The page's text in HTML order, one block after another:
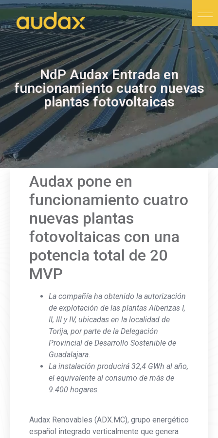
NdP Audax Entrada en
funcionamiento cuatro nuevas
plantas fotovoltaicas
Audax pone en
funcionamiento cuatro
nuevas plantas
fotovoltaicas con una
potencia total de 20
MVP
La compañía ha obtenido la autorización
de explotación de las plantas Alberizas I,
II, III y IV, ubicadas en la localidad de
Torija, por parte de la Delegación
Provincial de Desarrollo Sostenible de
Guadalajara.
La instalación producirá 32,4 GWh al año,
el equivalente al consumo de más de
9.400 hogares.
Audax Renovables (ADX.MC), grupo energético
español integrado verticalmente que genera